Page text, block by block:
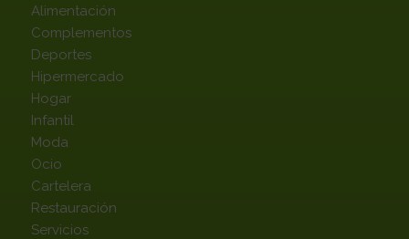
Alimentación
Complementos
Deportes
Hipermercado
Hogar
Infantil
Moda
Ocio
Cartelera
Restauración
Servicios